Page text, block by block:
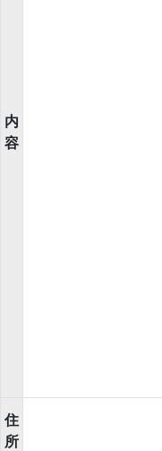
内
容
住
所